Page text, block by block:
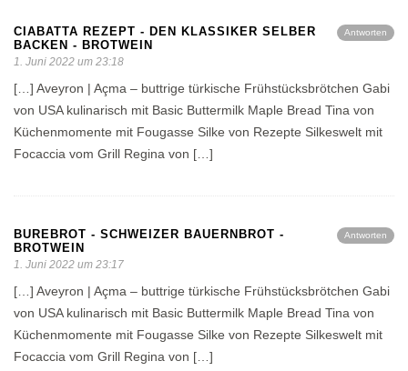
Antworten
CIABATTA REZEPT - DEN KLASSIKER SELBER
BACKEN - BROTWEIN
1. Juni 2022 um 23:18
[…] Aveyron | Açma – buttrige türkische Frühstücksbrötchen Gabi
von USA kulinarisch mit Basic Buttermilk Maple Bread Tina von
Küchenmomente mit Fougasse Silke von Rezepte Silkeswelt mit
Focaccia vom Grill Regina von […]
Antworten
BUREBROT - SCHWEIZER BAUERNBROT -
BROTWEIN
1. Juni 2022 um 23:17
[…] Aveyron | Açma – buttrige türkische Frühstücksbrötchen Gabi
von USA kulinarisch mit Basic Buttermilk Maple Bread Tina von
Küchenmomente mit Fougasse Silke von Rezepte Silkeswelt mit
Focaccia vom Grill Regina von […]